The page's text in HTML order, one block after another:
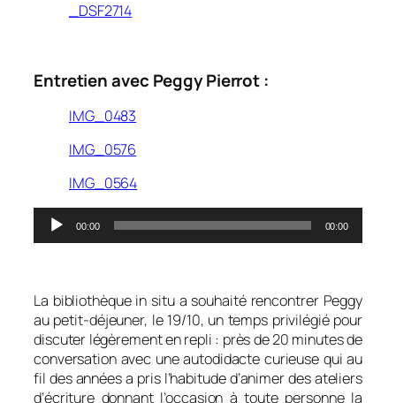
_DSF2714
Entretien avec Peggy Pierrot :
IMG_0483
IMG_0576
IMG_0564
Lecteur
audio
00:00 00:00
La bibliothèque in situa souhaité rencontrer Peggy
au petit-déjeuner, le 19/10, un temps privilégié pour
discuter légèrementen repli : près de 20 minutes de
conversation avec une autodidacte curieuse qui au
fil des années a pris l’habitude d’animer des ateliers
d’écriture donnant l’occasion à toute personne la